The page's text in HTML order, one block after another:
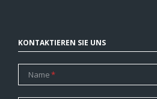
KONTAKTIEREN SIE UNS
Pflichtfeld
Name*